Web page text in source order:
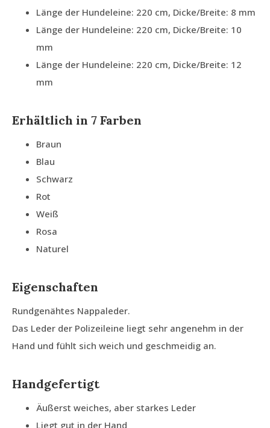
Länge der Hundeleine: 220 cm, Dicke/Breite: 8 mm
Länge der Hundeleine: 220 cm, Dicke/Breite: 10
mm
Länge der Hundeleine: 220 cm, Dicke/Breite: 12
mm
Erhältlich in 7 Farben
Braun
Blau
Schwarz
Rot
Weiß
Rosa
Naturel
Eigenschaften
Rundgenähtes Nappaleder.
Das Leder der Polizeileine liegt sehr angenehm in der
Hand und fühlt sich weich und geschmeidig an.
Handgefertigt
Äußerst weiches, aber starkes Leder
Liegt gut in der Hand